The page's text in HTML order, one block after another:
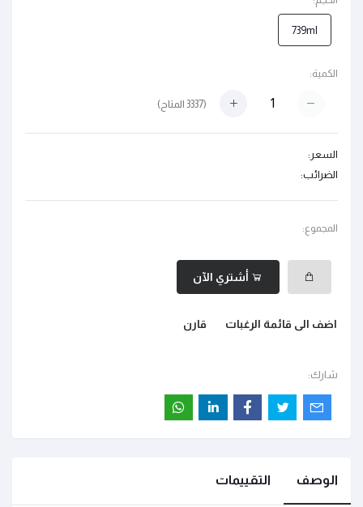
739ml
الكمية:
(
3337 المتاح)
السعر:
الضرائب:
المجموع:
أشتري الآن
اضف الى قائمة الرغبات قارن
شارك:
الوصف التقييمات